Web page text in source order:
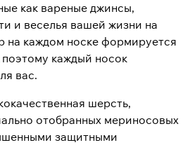
как вареные джинсы,
и веселья вашей жизни на
на каждом носке формируется
каждый носок
вас.
шерсть,
отобранных мериносовых
защитными